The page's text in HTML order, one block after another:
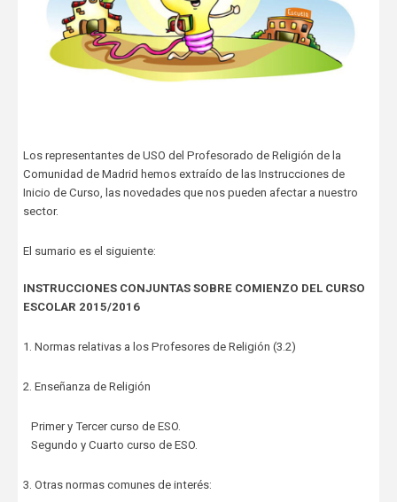
Los representantes de USO del Profesorado de Religión de la
Comunidad de Madrid hemos extraído de las Instrucciones de
Inicio de Curso, las novedades que nos pueden afectar a nuestro
sector.
El sumario es el siguiente:
INSTRUCCIONES CONJUNTAS SOBRE COMIENZO DEL CURSO
ESCOLAR 2015/2016
1. Normas relativas a los Profesores de Religión (3.2)
2. Enseñanza de Religión
Primer y Tercer curso de ESO.
Segundo y Cuarto curso de ESO.
3. Otras normas comunes de interés: